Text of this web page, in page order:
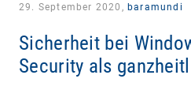
29. September 2020, baramundi
Sicherheit bei
Security als